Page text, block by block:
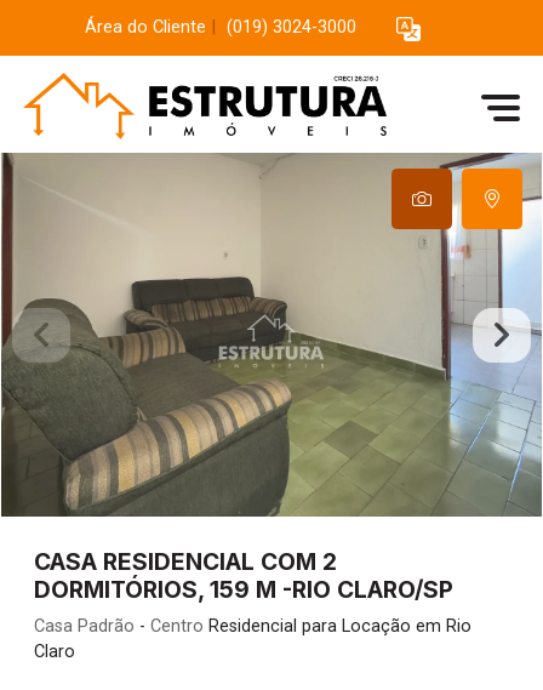
Área do Cliente (019) 3024-3000
CASA RESIDENCIAL COM 2
DORMITÓRIOS, 159 M -RIO CLARO/SP
Casa Padrão - Centro Residencial para Locação em Rio
Claro